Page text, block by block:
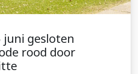
juni gesloten
rood door